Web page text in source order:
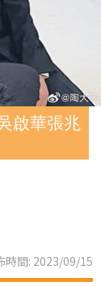
啟華張兆
時間: 2023/09/15